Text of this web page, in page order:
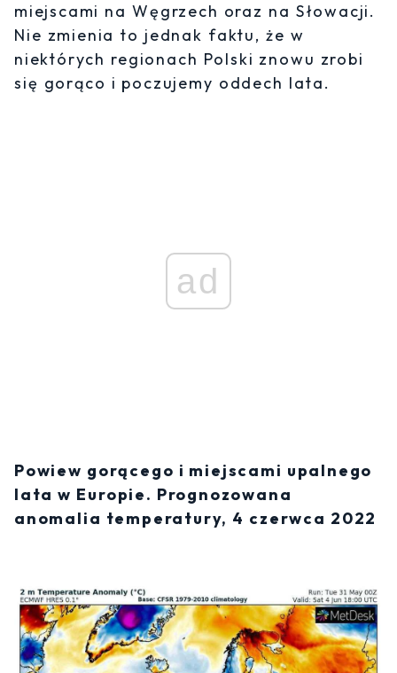
miejscami na Węgrzech oraz na Słowacji.
Nie zmienia to jednak faktu, że w
niektórych regionach Polski znowu zrobi
się gorąco i poczujemy oddech lata.
ad
Powiew gorącego i miejscami upalnego
lata w Europie. Prognozowana
anomalia temperatury, 4 czerwca 2022